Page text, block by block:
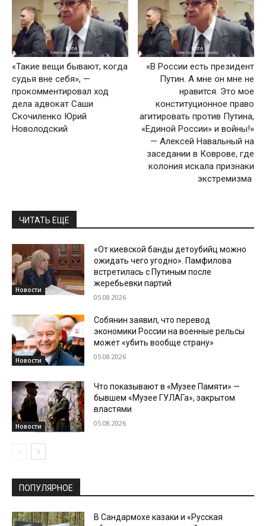
«‎Такие вещи бывают, когда
судья вне себя», —
прокомментировал ход
дела адвокат Саши
Скочиленко Юрий
Новолодский
«В России есть президент
Путин. А мне он мне не
нравится. Это мое
конституционное право
агитировать против Путина,
«Единой России» и войны!»
— Алексей Навальный на
заседании в Коврове, где
колония искала признаки
экстремизма
ЧИТАТЬ ЕЩЕ
Новости
«От киевской банды детоубийц можно
ожидать чего угодно». Памфилова
встретилась с Путиным после
жеребьевки партий
05.08.2026
Новости
Собянин заявил, что перевод
экономики России на военные рельсы
может «убить вообще страну»
05.08.2026
Новости
Что показывают в «Музее Памяти» —
бывшем «Музее ГУЛАГа», закрытом
властями
05.08.2026
ПОПУЛЯРНОЕ
В Сандармохе казаки и «Русская